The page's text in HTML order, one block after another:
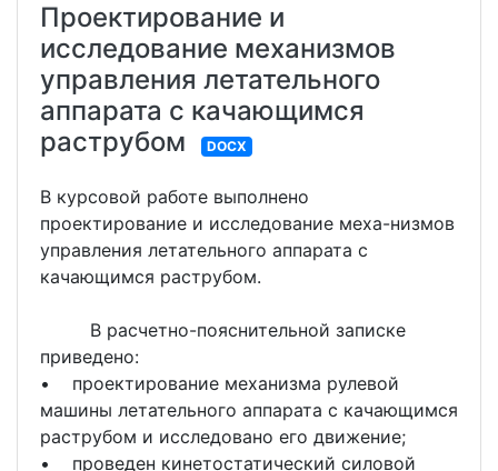
Проектирование и
исследование механизмов
управления летательного
аппарата с качающимся
раструбом
DOCX
В курсовой работе выполнено
проектирование и исследование меха-низмов
управления летательного аппарата с
качающимся раструбом.
В расчетно-пояснительной записке
приведено:
• проектирование механизма рулевой
машины летательного аппарата с качающимся
раструбом и исследовано его движение;
• проведен кинетостатический силовой